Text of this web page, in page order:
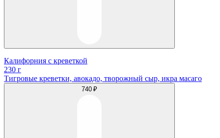
Калифорния с креветкой
230 г
Тигровые креветки, авокадо, творожный сыр, икра масаго
740 ₽